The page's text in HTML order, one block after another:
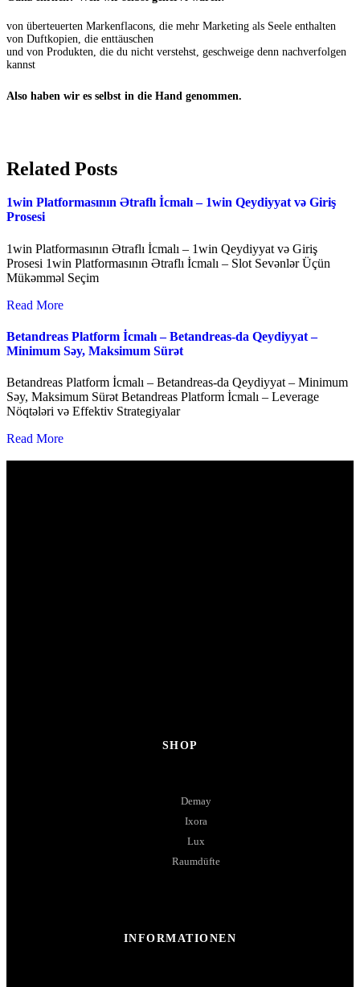
von überteuerten Markenflacons, die mehr Marketing als Seele enthalten
von Duftkopien, die enttäuschen
und von Produkten, die du nicht verstehst, geschweige denn nachverfolgen
kannst
Also haben wir es selbst in die Hand genommen.
Related Posts
1win Platformasının Ətraflı İcmalı – 1win Qeydiyyat və Giriş
Prosesi
1win Platformasının Ətraflı İcmalı – 1win Qeydiyyat və Giriş
Prosesi 1win Platformasının Ətraflı İcmalı – Slot Sevənlər Üçün
Mükəmməl Seçim
Read More
Betandreas Platform İcmalı – Betandreas-da Qeydiyyat –
Minimum Səy, Maksimum Sürət
Betandreas Platform İcmalı – Betandreas-da Qeydiyyat – Minimum
Səy, Maksimum Sürət Betandreas Platform İcmalı – Leverage
Nöqtələri və Effektiv Strategiyalar
Read More
SHOP
Demay
Ixora
Lux
Raumdüfte
INFORMATIONEN